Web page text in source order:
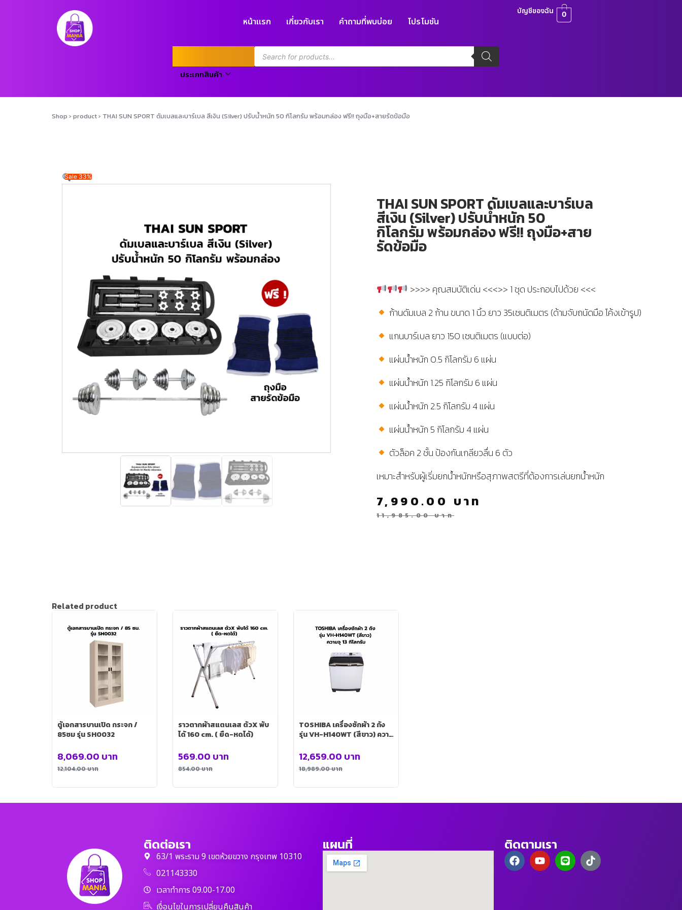
หน้าแรก เกี่ยวกับเรา คำถามที่พบบ่อย โปรโมชัน
ประเภทสินค้า
บัญชีของฉัน 0
Shop › product› THAI SUN SPORT ดัมเบลและบาร์เบล สีเงิน (Silver) ปรับน้ำหนัก 50 กิโลกรัม พร้อมกล่อง ฟรี!! ถุงมือ+สายรัดข้อมือ
Sale 33%
THAI SUN SPORT ดัมเบลและบาร์เบล
สีเงิน (Silver) ปรับน้ำหนัก 50
กิโลกรัม พร้อมกล่อง ฟรี!! ถุงมือ+สาย
รัดข้อมือ
>>>> คุณสมบัติเด่น <<<>> 1 ชุด ประกอบไปด้วย <<<
ก้านดัมเบล 2 ก้าน ขนาด 1 นิ้ว ยาว 35เซนติเมตร (ด้ามจับถนัดมือ โค้งเข้ารูป)
แกนบาร์เบล ยาว 150 เซนติเมตร (แบบต่อ)
แผ่นน้ำหนัก 0.5 กิโลกรัม 6 แผ่น
แผ่นน้ำหนัก 1.25 กิโลกรัม 6 แผ่น
แผ่นน้ำหนัก 2.5 กิโลกรัม 4 แผ่น
แผ่นน้ำหนัก 5 กิโลกรัม 4 แผ่น
ตัวล็อค 2 ชั้น ป้องกันเกลียวลื่น 6 ตัว
เหมาะสำหรับผู้เริ่มยกน้ำหนักหรือสุภาพสตรีที่ต้องการเล่นยกน้ำหนัก
11,985.00บาท
7,990.00 บาท
Related product
ตู้เอกสารบานเปิด กระจก /
85ซม รุ่น SH0032
12,104.00บาท
8,069.00 บาท
ราวตากผ้าสแตนเลส ตัวX พับ
ได้ 160 cm. ( ยืด-หดได้)
854.00บาท
569.00 บาท
TOSHIBA เครื่องซักผ้า 2 ถัง
รุ่น VH-H140WT (สีขาว) ความ
18,989.00บาท
12,659.00 บาท
ติดต่อเรา
63/1 พระราม 9 เขตห้วยขวาง กรุงเทพ 10310
021143330
เวลาทำการ 09.00-17.00
เงื่อนไขในการเปลี่ยนคืนสินค้า
แผนที่ ติดตามเรา